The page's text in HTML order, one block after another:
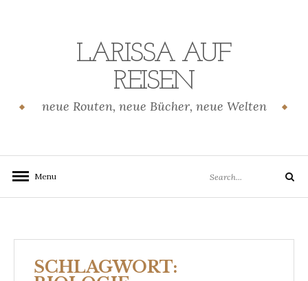
LARISSA AUF
REISEN
neue Routen, neue Bücher, neue Welten
Menu
for:
Search
SCHLAGWORT: